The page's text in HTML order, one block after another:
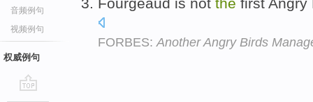
音频例句
视频例句
权威例句
go
FORBES: Another Angry Birds